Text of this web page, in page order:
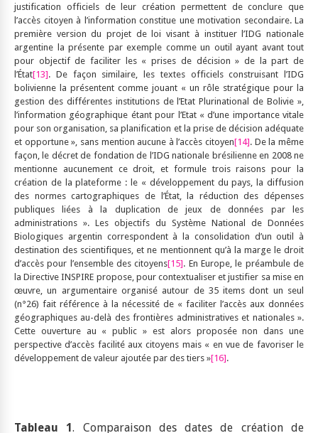
justification officiels de leur création permettent de conclure que
l’accès citoyen à l’information constitue une motivation secondaire. La
première version du projet de loi visant à instituer l’IDG nationale
argentine la présente par exemple comme un outil ayant avant tout
pour objectif de faciliter les « prises de décision » de la part de
l’État[13]. De façon similaire, les textes officiels construisant l’IDG
bolivienne la présentent comme jouant « un rôle stratégique pour la
gestion des différentes institutions de l’Etat Plurinational de Bolivie »,
l’information géographique étant pour l’Etat « d’une importance vitale
pour son organisation, sa planification et la prise de décision adéquate
et opportune », sans mention aucune à l’accès citoyen[14]. De la même
façon, le décret de fondation de l’IDG nationale brésilienne en 2008 ne
mentionne aucunement ce droit, et formule trois raisons pour la
création de la plateforme : le « développement du pays, la diffusion
des normes cartographiques de l’État, la réduction des dépenses
publiques liées à la duplication de jeux de données par les
administrations ». Les objectifs du Système National de Données
Biologiques argentin correspondent à la consolidation d’un outil à
destination des scientifiques, et ne mentionnent qu’à la marge le droit
d’accès pour l’ensemble des citoyens[15]. En Europe, le préambule de
la Directive INSPIRE propose, pour contextualiser et justifier sa mise en
œuvre, un argumentaire organisé autour de 35 items dont un seul
(n°26) fait référence à la nécessité de « faciliter l’accès aux données
géographiques au-delà des frontières administratives et nationales ».
Cette ouverture au « public » est alors proposée non dans une
perspective d’accès facilité aux citoyens mais « en vue de favoriser le
développement de valeur ajoutée par des tiers »[16].
Tableau 1. Comparaison des dates de création de